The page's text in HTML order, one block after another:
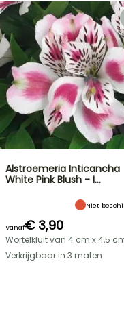
Alstroemeria Inticancha
White Pink Blush - I…
Niet
Vanaf€ 3,90
Wortelkluit van 4 cm x 4,5
Verkrijgbaar in 3 maten